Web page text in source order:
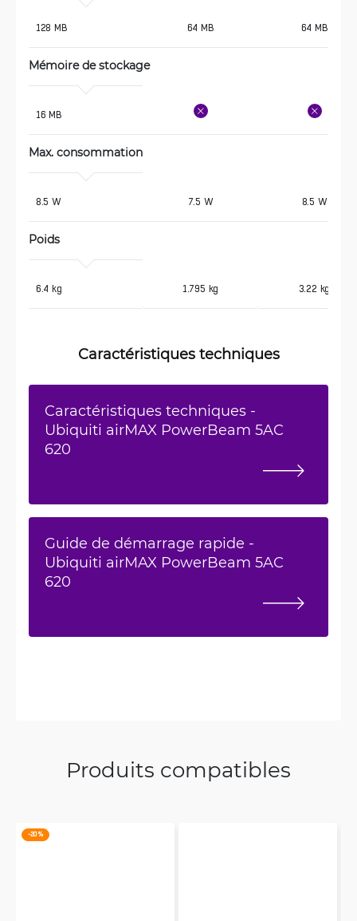
128 MB 64 MB 64 MB
Mémoire de stockage
16 MB
Max. consommation
8.5 W 7.5 W 8.5 W
Poids
6.4 kg 1.795 kg 3.22 kg
Caractéristiques techniques
Caractéristiques techniques -
Ubiquiti airMAX PowerBeam 5AC
620
Guide de démarrage rapide -
Ubiquiti airMAX PowerBeam 5AC
620
Produits compatibles
-20 %